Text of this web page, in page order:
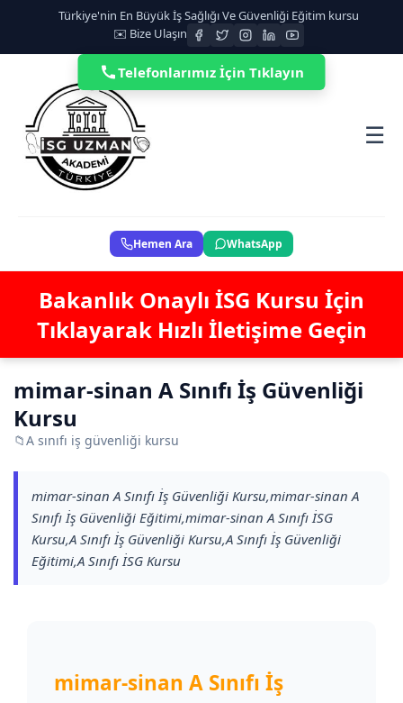
Türkiye'nin En Büyük İş Sağlığı Ve Güvenliği Eğitim kursu
✉️ Bize Ulaşın
☰
Hemen Ara WhatsApp
Bakanlık Onaylı İSG Kursu İçin
Tıklayarak Hızlı İletişime Geçin
mimar-sinan A Sınıfı İş Güvenliği
Kursu
📁A sınıfı iş güvenliği kursu
mimar-sinan A Sınıfı İş Güvenliği Kursu,mimar-sinan A
Sınıfı İş Güvenliği Eğitimi,mimar-sinan A Sınıfı İSG
Kursu,A Sınıfı İş Güvenliği Kursu,A Sınıfı İş Güvenliği
Eğitimi,A Sınıfı İSG Kursu
mimar-sinan A Sınıfı İş
Telefonlarımız İçin Tıklayın